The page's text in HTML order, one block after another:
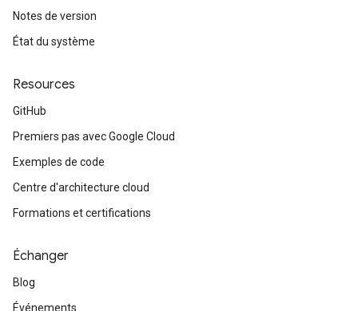
Notes de version
État du système
Resources
GitHub
Premiers pas avec Google Cloud
Exemples de code
Centre d'architecture cloud
Formations et certifications
Échanger
Blog
Événements